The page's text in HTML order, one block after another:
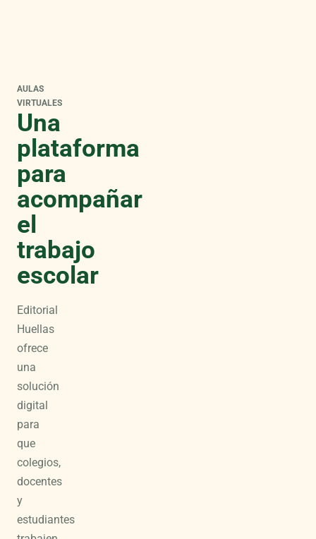
AULAS
VIRTUALES
Una
plataforma
para
acompañar
el
trabajo
escolar
Editorial
Huellas
ofrece
una
solución
digital
para
que
colegios,
docentes
y
estudiantes